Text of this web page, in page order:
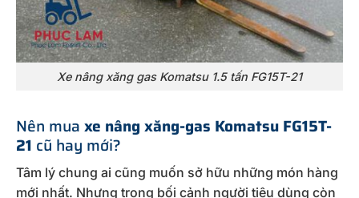
Xe nâng xăng gas Komatsu 1.5 tấn FG15T-21
Nên mua xe nâng xăng-gas Komatsu FG15T-
21 cũ hay mới?
Tâm lý chung ai cũng muốn sở hữu những món hàng
mới nhất. Nhưng trong bối cảnh người tiêu dùng còn